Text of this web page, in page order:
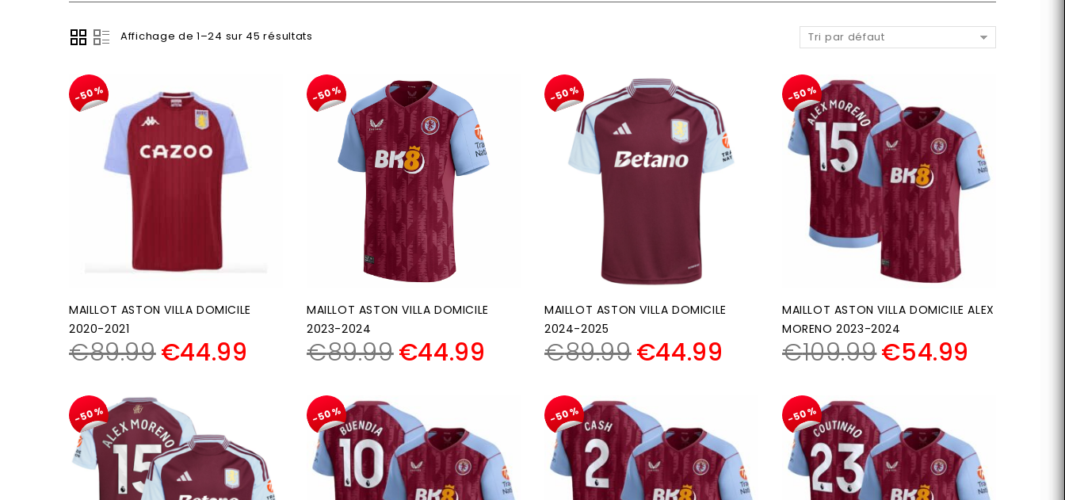
Affichage de 1–24 sur 45 résultats Tri par défaut
-50%
MAILLOT ASTON VILLA DOMICILE
2020-2021
€89.99€44.99
-50%
MAILLOT ASTON VILLA DOMICILE
2023-2024
€89.99€44.99
-50%
MAILLOT ASTON VILLA DOMICILE
2024-2025
€89.99€44.99
-50%
MAILLOT ASTON VILLA DOMICILE ALEX
MORENO 2023-2024
€109.99€54.99
-50% -50% -50% -50%